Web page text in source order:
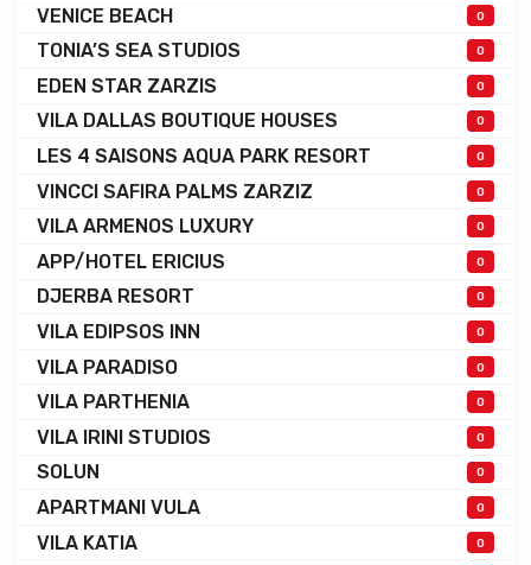
VENICE BEACH 0
TONIA’S SEA STUDIOS 0
EDEN STAR ZARZIS 0
VILA DALLAS BOUTIQUE HOUSES 0
LES 4 SAISONS AQUA PARK RESORT 0
VINCCI SAFIRA PALMS ZARZIZ 0
VILA ARMENOS LUXURY 0
APP/HOTEL ERICIUS 0
DJERBA RESORT 0
VILA EDIPSOS INN 0
VILA PARADISO 0
VILA PARTHENIA 0
VILA IRINI STUDIOS 0
SOLUN 0
APARTMANI VULA 0
VILA KATIA 0